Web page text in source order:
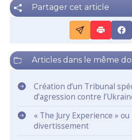
Partager cet article
Articles dans le même
Création d’un Tribunal
d’agression contre
« The Jury Experience »
divertissement